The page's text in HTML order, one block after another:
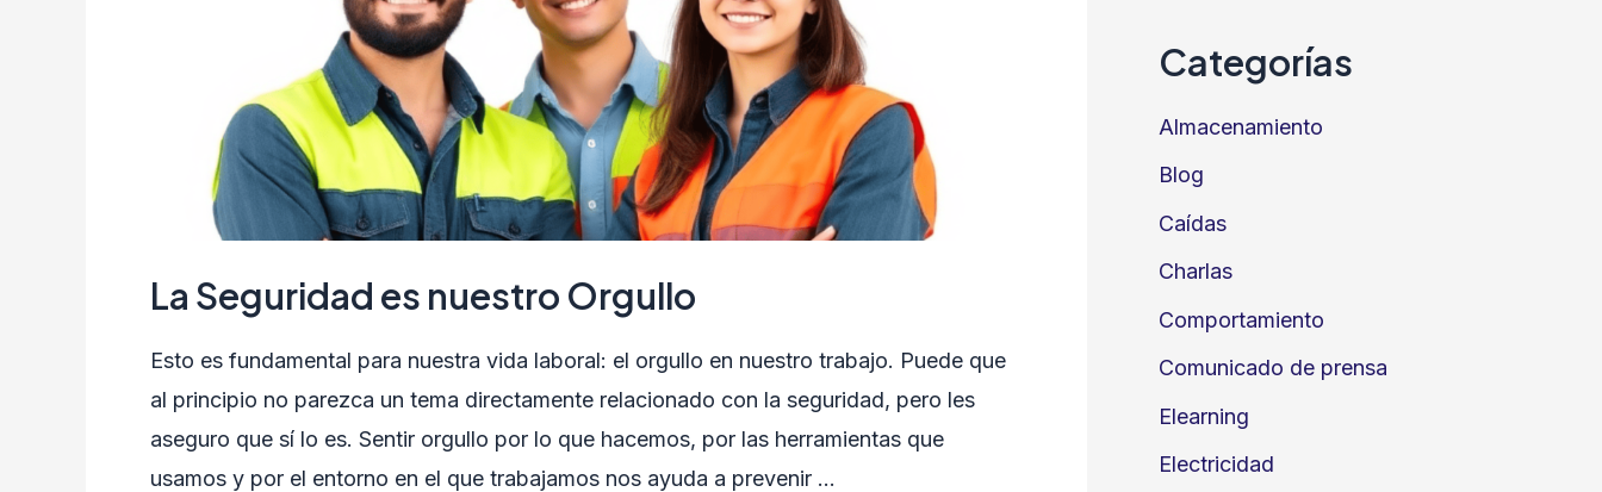
La Seguridad es nuestro Orgullo
Esto es fundamental para nuestra vida laboral: el orgullo en nuestro trabajo. Puede que
al principio no parezca un tema directamente relacionado con la seguridad, pero les
aseguro que sí lo es. Sentir orgullo por lo que hacemos, por las herramientas que
usamos y por el entorno en el que trabajamos nos ayuda a prevenir …
Categorías
Almacenamiento
Blog
Caídas
Charlas
Comportamiento
Comunicado de prensa
Elearning
Electricidad